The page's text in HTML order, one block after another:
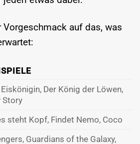
auf das, was
Eiskönigin, Der König der Löwen,
Story
steht Kopf, Findet Nemo, Coco
Guardians of the Galaxy,